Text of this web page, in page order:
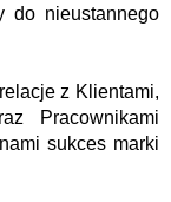
do nieustannego
z Klientami,
Pracownikami
sukces marki